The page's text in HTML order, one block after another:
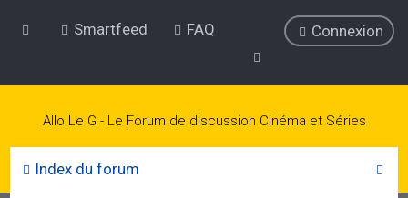
Smartfeed FAQ Connexion
Allo Le G - Le Forum de discussion Cinéma et Séries
Index du forum